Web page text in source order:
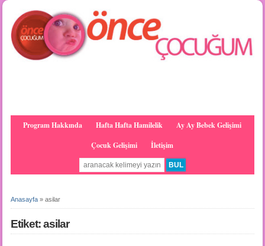
Program Hakkında Hafta Hafta Hamilelik
Ay Ay Bebek Gelişimi
Çocuk Gelişimi
İletişim
Anasayfa» asilar
Etiket: asilar